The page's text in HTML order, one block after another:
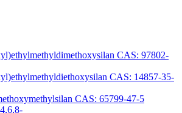
CAS: 97802-
CAS: 14857-35-
CAS: 65799-47-5